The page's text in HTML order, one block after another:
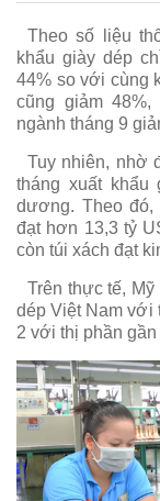
Theo số liệu
khẩu giày dép
44% so với cùng
cũng giảm
ngành tháng 9
Tuy nhiên, nhờ
tháng xuất khẩu
dương. Theo đó,
đạt hơn 13,3 tỷ
còn túi xách đạt
Trên thực tế,
dép Việt Nam với
2 với thị phần